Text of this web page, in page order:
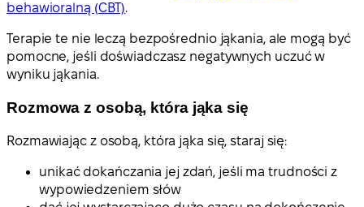
behawioralną (CBT).
Terapie te nie leczą bezpośrednio jąkania, ale mogą być
pomocne, jeśli doświadczasz negatywnych uczuć w
wyniku jąkania.
Rozmowa z osobą, która jąka się
Rozmawiając z osobą, która jąka się, staraj się:
unikać dokańczania jej zdań, jeśli ma trudności z
wypowiedzeniem słów